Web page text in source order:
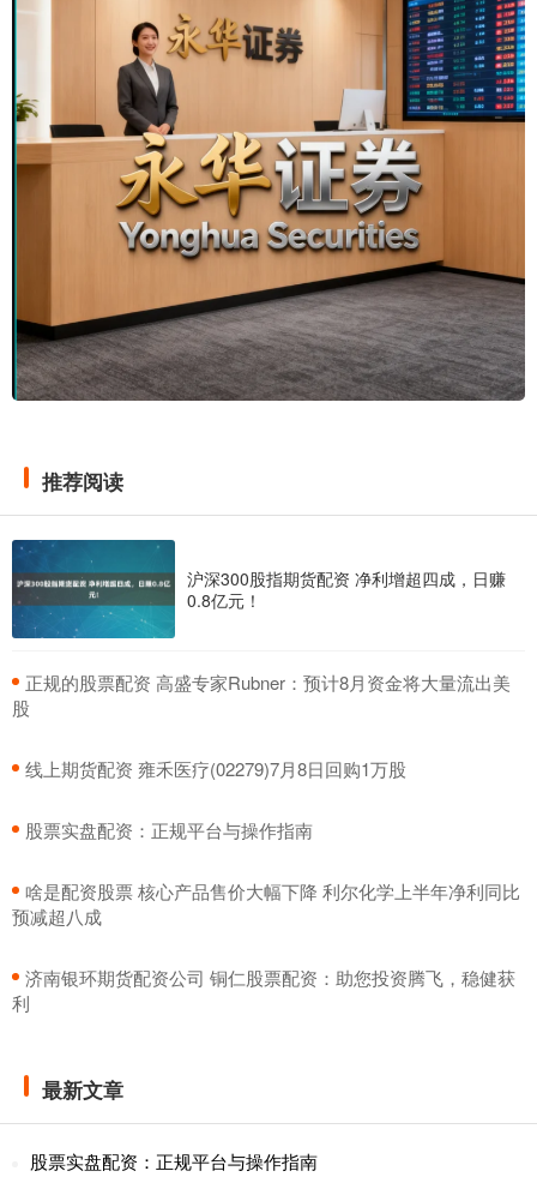
推荐阅读
沪深300股指期货配资 净利增超四成，日赚
0.8亿元！
​正规的股票配资 高盛专家Rubner：预计8月资金将大量流出美
股
​线上期货配资 雍禾医疗(02279)7月8日回购1万股
​股票实盘配资：正规平台与操作指南
​啥是配资股票 核心产品售价大幅下降 利尔化学上半年净利同比
预减超八成
​济南银环期货配资公司 铜仁股票配资：助您投资腾飞，稳健获
利
最新文章
股票实盘配资：正规平台与操作指南